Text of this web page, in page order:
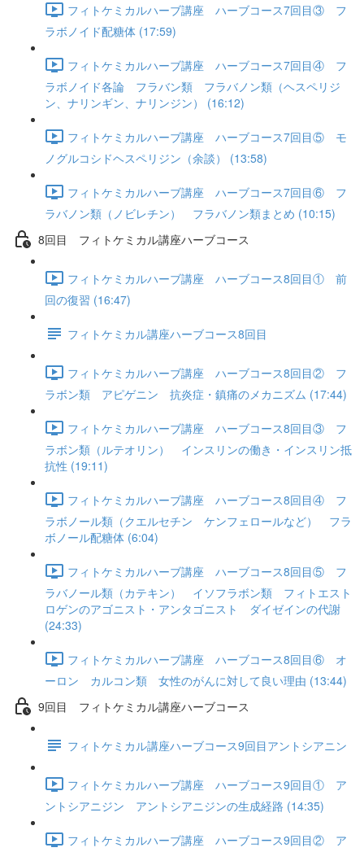
フィトケミカルハーブ講座 ハーブコース7回目③ フ
ラボノイド配糖体 (17:59)
フィトケミカルハーブ講座 ハーブコース7回目④ フ
ラボノイド各論 フラバン類 フラバノン類（ヘスペリジ
ン、ナリンギン、ナリンジン） (16:12)
フィトケミカルハーブ講座 ハーブコース7回目⑤ モ
ノグルコシドヘスペリジン（余談） (13:58)
フィトケミカルハーブ講座 ハーブコース7回目⑥ フ
ラバノン類（ノビレチン） フラバノン類まとめ (10:15)
8回目 フィトケミカル講座ハーブコース
フィトケミカルハーブ講座 ハーブコース8回目① 前
回の復習 (16:47)
フィトケミカル講座ハーブコース8回目
フィトケミカルハーブ講座 ハーブコース8回目② フ
ラボン類 アピゲニン 抗炎症・鎮痛のメカニズム (17:44)
フィトケミカルハーブ講座 ハーブコース8回目③ フ
ラボン類（ルテオリン） インスリンの働き・インスリン抵
抗性 (19:11)
フィトケミカルハーブ講座 ハーブコース8回目④ フ
ラボノール類（クエルセチン ケンフェロールなど） フラ
ボノール配糖体 (6:04)
フィトケミカルハーブ講座 ハーブコース8回目⑤ フ
ラバノール類（カテキン） イソフラボン類 フィトエスト
ロゲンのアゴニスト・アンタゴニスト ダイゼインの代謝
(24:33)
フィトケミカルハーブ講座 ハーブコース8回目⑥ オ
ーロン カルコン類 女性のがんに対して良い理由 (13:44)
9回目 フィトケミカル講座ハーブコース
フィトケミカル講座ハーブコース9回目アントシアニン
フィトケミカルハーブ講座 ハーブコース9回目① ア
ントシアニジン アントシアニジンの生成経路 (14:35)
フィトケミカルハーブ講座 ハーブコース9回目② ア